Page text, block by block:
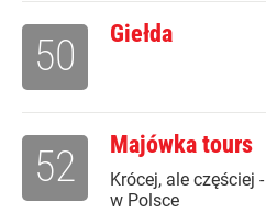
Giełda
50
Majówka tours
Krócej, ale częściej
w Polsce
52